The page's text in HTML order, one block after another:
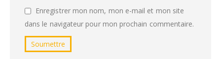
Enregistrer mon nom, mon e-mail et mon site
dans le navigateur pour mon prochain commentaire.